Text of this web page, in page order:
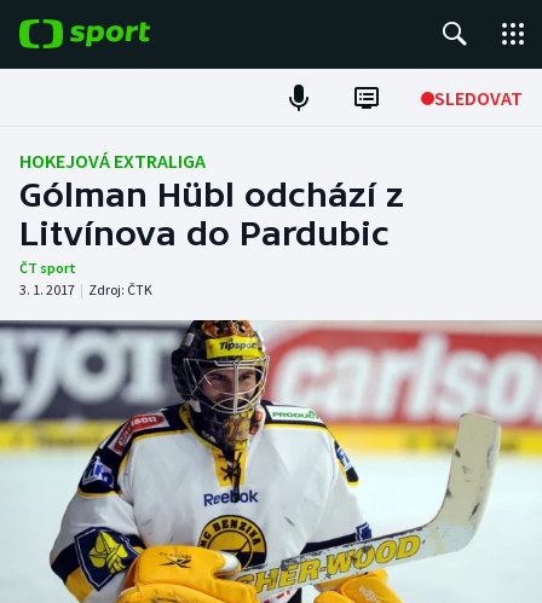
SLEDOVAT
Fotbal
Hokej
Tenis
Atletika
Cyklistika
DALŠÍ SPORTY
Americký fotbal
Baseball a softbal
NEPŘEHLÉDNĚTE
Soutěže
HOKEJOVÁ EXTRALIGA
Gólman Hübl odchází z
Litvínova do Pardubic
ČT sport
3. 1. 2017 | Zdroj: ČTK